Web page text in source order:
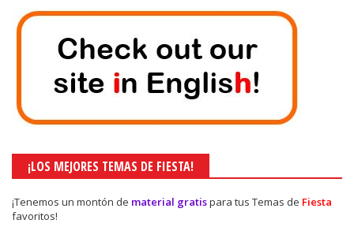
¡LOS MEJORES TEMAS DE FIESTA!
¡Tenemos un montón de material gratispara tus Temas de Fiesta
favoritos!